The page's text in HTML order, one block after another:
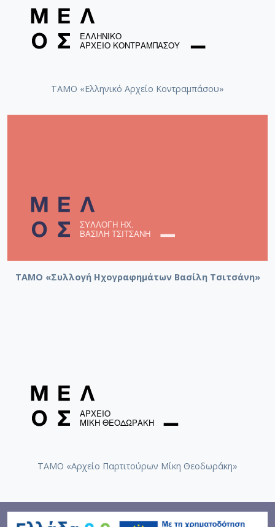
ΤΑΜΟ «Ελληνικό Αρχείο Κοντραμπάσου»
ΤΑΜΟ «Συλλογή Ηχογραφημάτων Βασίλη Τσιτσάνη»
ΤΑΜΟ «Αρχείο Παρτιτούρων Μίκη Θεοδωράκη»